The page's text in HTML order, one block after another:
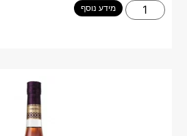
מידע נוסף